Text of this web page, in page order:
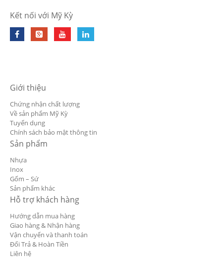
Kết nối với Mỹ Kỳ
Giới thiệu
Chứng nhận chất lượng
Về sản phẩm Mỹ Kỳ
Tuyển dụng
Chính sách bảo mật thông tin
Sản phẩm
Nhựa
Inox
Gốm – Sứ
Sản phẩm khác
Hỗ trợ khách hàng
Hướng dẫn mua hàng
Giao hàng & Nhận hàng
Vận chuyển và thanh toán
Đổi Trả & Hoàn Tiền
Liên hệ